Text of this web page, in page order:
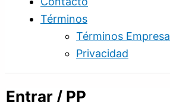
Términos
Términos Empresa
Privacidad
Entrar / PP